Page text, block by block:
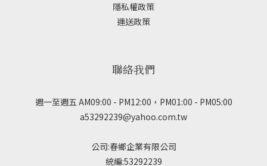
隱私權政策
運送政策
聯絡我們
週一至週五 AM09:00 - PM12:00，PM01:00 - PM05:00
a53292239@yahoo.com.tw
公司:春鄉企業有限公司
統編:53292239